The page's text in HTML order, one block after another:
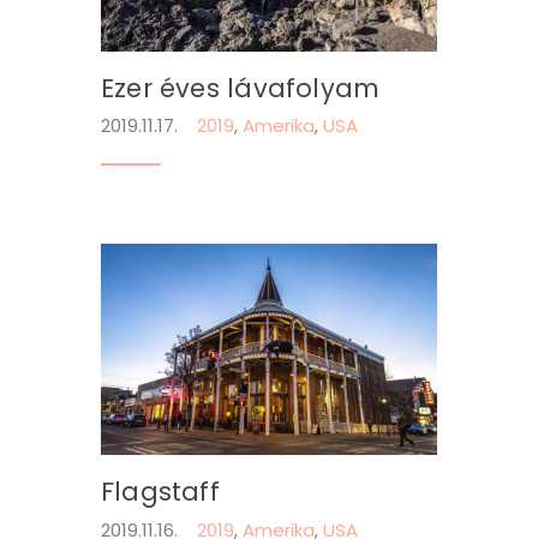
Ezer éves lávafolyam
2019.11.17. 2019,Amerika,USA
Flagstaff
2019.11.16. 2019,Amerika,USA